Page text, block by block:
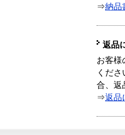
⇒納品
返品
お客様
くだ
合、返
⇒返品